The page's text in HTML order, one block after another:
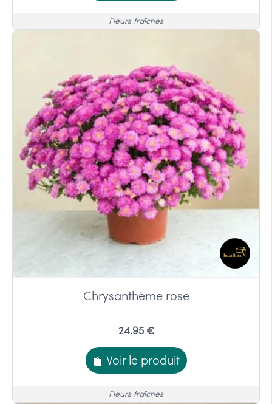
Fleurs fraîches
Chrysanthème rose
24.95 €
Voir le produit
Fleurs fraîches